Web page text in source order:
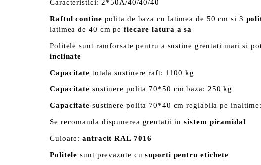
Caracteristici: 2*50A/40/40/40
Raftul contine polita de baza cu latimea de 50 cm si 3
latimea de 40 cm pe fiecare latura a sa
Politele sunt ramforsate pentru a sustine greutati mari si
inclinate
Capacitate totala sustinere raft: 1100 kg
Capacitate sustinere polita 70*50 cm baza: 250 kg
Capacitate sustinere polita 70*40 cm reglabila pe
Se recomanda dispunerea greutatii in sistem piramidal
Culoare:antracit RAL 7016
Politele sunt prevazute cusuporti pentru etichete